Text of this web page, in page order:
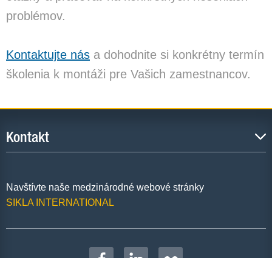
problémov.
Kontaktujte nás a dohodnite si konkrétny termín
školenia k montáži pre Vašich zamestnancov.
Kontakt
Navštívte naše medzinárodné webové stránky
SIKLA INTERNATIONAL